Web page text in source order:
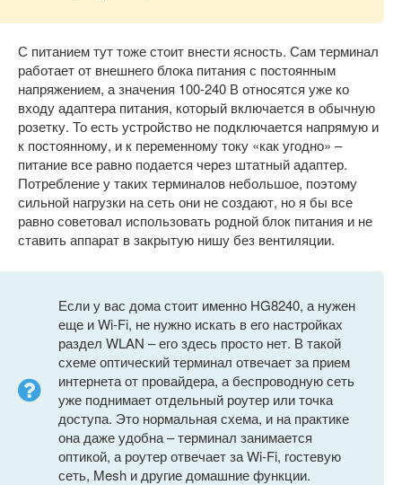
С питанием тут тоже стоит внести ясность. Сам терминал
работает от внешнего блока питания с постоянным
напряжением, а значения 100-240 В относятся уже ко
входу адаптера питания, который включается в обычную
розетку. То есть устройство не подключается напрямую и
к постоянному, и к переменному току «как угодно» –
питание все равно подается через штатный адаптер.
Потребление у таких терминалов небольшое, поэтому
сильной нагрузки на сеть они не создают, но я бы все
равно советовал использовать родной блок питания и не
ставить аппарат в закрытую нишу без вентиляции.
Если у вас дома стоит именно HG8240, а нужен
еще и Wi-Fi, не нужно искать в его настройках
раздел WLAN – его здесь просто нет. В такой
схеме оптический терминал отвечает за прием
интернета от провайдера, а беспроводную сеть
уже поднимает отдельный роутер или точка
доступа. Это нормальная схема, и на практике
она даже удобна – терминал занимается
оптикой, а роутер отвечает за Wi-Fi, гостевую
сеть, Mesh и другие домашние функции.